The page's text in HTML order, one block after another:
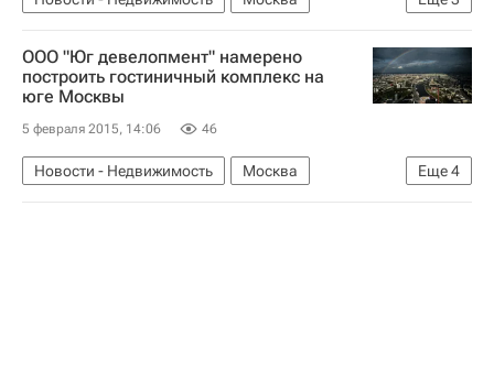
Общежития
Строительство Россия
ООО "Юг девелопмент" намерено
построить гостиничный комплекс на
юге Москвы
5 февраля 2015, 14:06 46
Еще4
Новости - Недвижимость
Москва
Гостиницы
Коммерческая недвижимость